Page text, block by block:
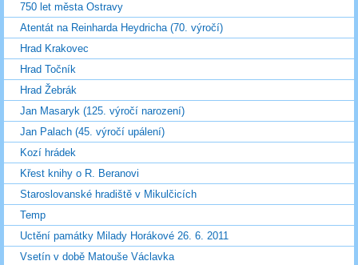
750 let města Ostravy
Atentát na Reinharda Heydricha (70. výročí)
Hrad Krakovec
Hrad Točník
Hrad Žebrák
Jan Masaryk (125. výročí narození)
Jan Palach (45. výročí upálení)
Kozí hrádek
Křest knihy o R. Beranovi
Staroslovanské hradiště v Mikulčicích
Temp
Uctění památky Milady Horákové 26. 6. 2011
Vsetín v době Matouše Václavka